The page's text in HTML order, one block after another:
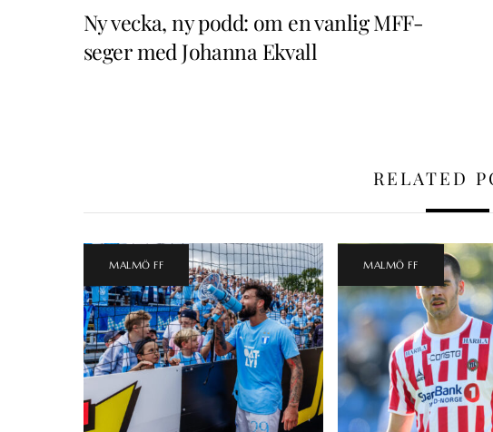
Ny vecka, ny podd: om en vanlig MFF-
seger med Johanna Ekvall
RELATED
MALMÖ FF MALMÖ FF